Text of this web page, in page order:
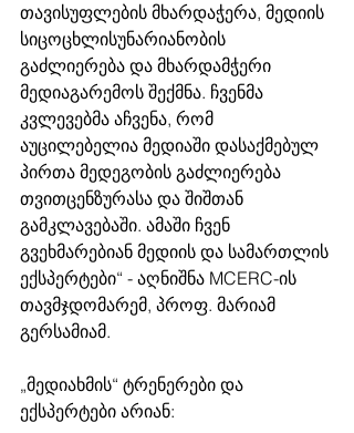
თავისუფლების მხარდაჭერა, მედიის
სიცოცხლისუნარიანობის
გაძლიერება და მხარდამჭერი
მედიაგარემოს შექმნა. ჩვენმა
კვლევებმა აჩვენა, რომ
აუცილებელია მედიაში დასაქმებულ
პირთა მედეგობის გაძლიერება
თვითცენზურასა და შიშთან
გამკლავებაში. ამაში ჩვენ
გვეხმარებიან მედიის და სამართლის
ექსპერტები“ - აღნიშნა MCERC-ის
თავმჯდომარემ, პროფ. მარიამ
გერსამიამ.
„მედიახმის“ ტრენერები და
ექსპერტები არიან: